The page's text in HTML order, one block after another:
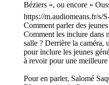
Béziers », ou encore «
https://m.audiomeans.fr/s/
Comment parler des
Comment les inclure dans
salle ? Derrière la caméra,
pour inclure les jeunes
à revoir pour une meilleure
Pour en parler, Salomé